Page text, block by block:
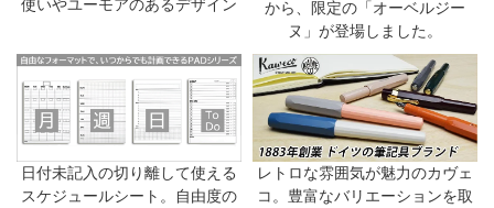
使いやユーモアのあるデザイン
から、限定の「オーベルジー
ヌ」が登場しました。
日付未記入の切り離して使える
スケジュールシート。自由度の
レトロな雰囲気が魅力のカヴェ
コ。豊富なバリエーションを取